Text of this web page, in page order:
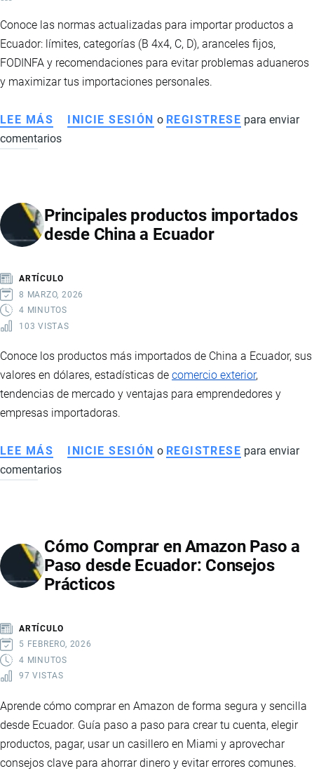
Conoce las normas actualizadas para importar productos a
Ecuador: límites, categorías (B 4x4, C, D), aranceles fijos,
FODINFA y recomendaciones para evitar problemas aduaneros
y maximizar tus importaciones personales.
LEE MÁS SOBRE
IMPORTAR
CATEGORÍAS,
COSTOS
INICIE SESIÓN o REGISTRESE para enviar
comentarios
Principales productos importados
desde China a Ecuador
ARTÍCULO
8 MARZO, 2026
4 MINUTOS
103 VISTAS
Conoce los productos más importados de China a Ecuador, sus
valores en dólares, estadísticas de comercio exterior,
tendencias de mercado y ventajas para emprendedores y
empresas importadoras.
LEE MÁS SOBRE
PRINCIPALES
CHINA
A
ECUADOR
INICIE SESIÓN o REGISTRESE para enviar
comentarios
Cómo Comprar en Amazon Paso a
Paso desde Ecuador: Consejos
Prácticos
ARTÍCULO
5 FEBRERO, 2026
4 MINUTOS
97 VISTAS
Aprende cómo comprar en Amazon de forma segura y sencilla
desde Ecuador. Guía paso a paso para crear tu cuenta, elegir
productos, pagar, usar un casillero en Miami y aprovechar
consejos clave para ahorrar dinero y evitar errores comunes.